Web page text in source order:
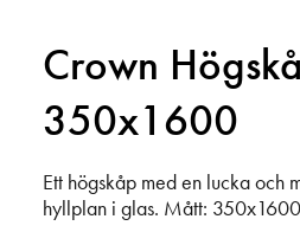
Crown
350x1600
Ett högskåp med en lucka och
hyllplan i glas. Mått: